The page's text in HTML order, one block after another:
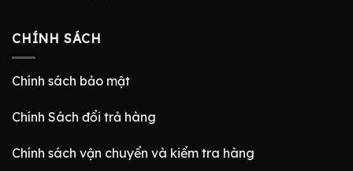
CHÍNH SÁCH
Chính sách bảo mật
Chính Sách đổi trả hàng
Chính sách vận chuyển và kiểm tra hàng